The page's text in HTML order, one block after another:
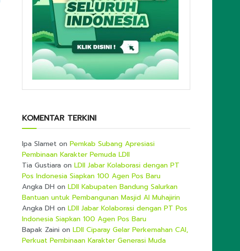
KOMENTAR TERKINI
Ipa Slamet on Pemkab Subang Apresiasi
Pembinaan Karakter Pemuda LDII
Tia Gustiara on LDII Jabar Kolaborasi dengan PT
Pos Indonesia Siapkan 100 Agen Pos Baru
Angka DH on LDII Kabupaten Bandung Salurkan
Bantuan untuk Pembangunan Masjid Al Muhajirin
Angka DH on LDII Jabar Kolaborasi dengan PT Pos
Indonesia Siapkan 100 Agen Pos Baru
Bapak Zaini on LDII Ciparay Gelar Perkemahan CAI,
Perkuat Pembinaan Karakter Generasi Muda